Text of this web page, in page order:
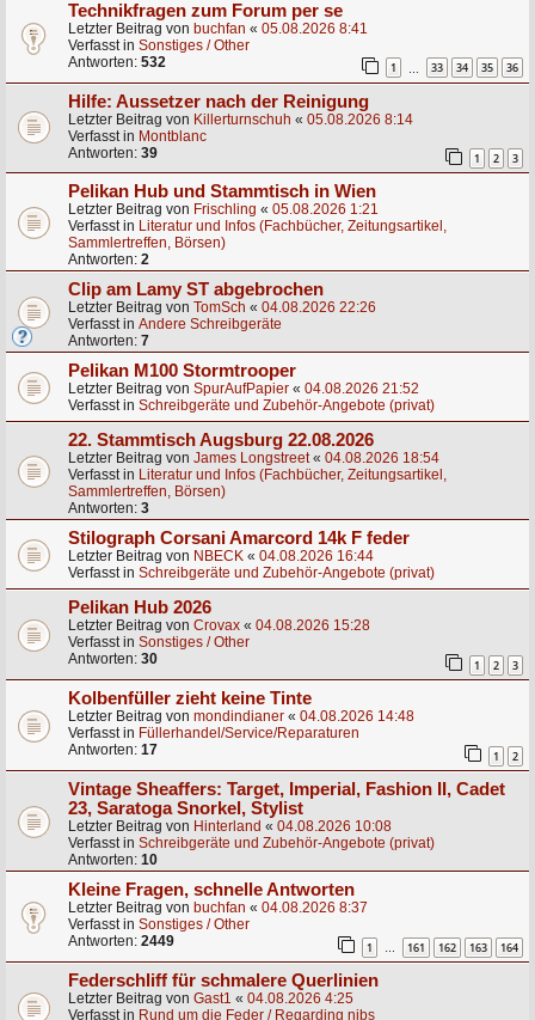
Technikfragen zum Forum per se
Letzter Beitrag von buchfan « 05.08.2026 8:41
Verfasst in Sonstiges / Other
Antworten: 532 1 33 34 35 36
Hilfe: Aussetzer nach der Reinigung
Letzter Beitrag von Killerturnschuh « 05.08.2026 8:14
Verfasst in Montblanc
Antworten: 39 1 2 3
Pelikan Hub und Stammtisch in Wien
Letzter Beitrag von Frischling « 05.08.2026 1:21
Verfasst in Literatur und Infos (Fachbücher, Zeitungsartikel,
Sammlertreffen, Börsen)
Antworten: 2
Clip am Lamy ST abgebrochen
Letzter Beitrag von TomSch « 04.08.2026 22:26
Verfasst in Andere Schreibgeräte
Antworten: 7
Pelikan M100 Stormtrooper
Letzter Beitrag von SpurAufPapier « 04.08.2026 21:52
Verfasst in Schreibgeräte und Zubehör-Angebote (privat)
22. Stammtisch Augsburg 22.08.2026
Letzter Beitrag von James Longstreet« 04.08.2026 18:54
Verfasst in Literatur und Infos (Fachbücher, Zeitungsartikel,
Sammlertreffen, Börsen)
Antworten: 3
Stilograph Corsani Amarcord 14k F feder
Letzter Beitrag von NBECK « 04.08.2026 16:44
Verfasst in Schreibgeräte und Zubehör-Angebote (privat)
Pelikan Hub 2026
Letzter Beitrag von Crovax « 04.08.2026 15:28
Verfasst in Sonstiges / Other
Antworten: 30 1 2 3
Kolbenfüller zieht keine Tinte
Letzter Beitrag von mondindianer « 04.08.2026 14:48
Verfasst in Füllerhandel/Service/Reparaturen
Antworten: 17 1 2
Vintage Sheaffers: Target, Imperial, Fashion II, Cadet
23, Saratoga Snorkel, Stylist
Letzter Beitrag von Hinterland « 04.08.2026 10:08
Verfasst in Schreibgeräte und Zubehör-Angebote (privat)
Antworten: 10
Kleine Fragen, schnelle Antworten
Letzter Beitrag von buchfan « 04.08.2026 8:37
Verfasst in Sonstiges / Other
Antworten: 2449 1 161 162 163 164
Federschliff für schmalere Querlinien
Letzter Beitrag von Gast1 « 04.08.2026 4:25
Verfasst in Rund um die Feder / Regarding nibs